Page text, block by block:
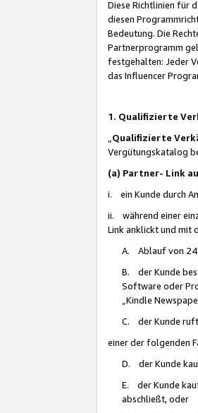
Diese Richtlinien für
diesen
Bedeutung. Die
Partnerprogramm
festgehalten: Jeder
das Influencer
1. Qualifizierte
Qualifizierte
Vergütungskatalog
(a) Partner- Link
i. ein Kunde durch
ii. während einer
Link anklickt und mit
A. Ablauf von 24
B. der Kunde
Software oder
„Kindle
C. der Kunde ruft
einer der folgenden
D. der Kunde
E. der Kunde
abschließt, oder